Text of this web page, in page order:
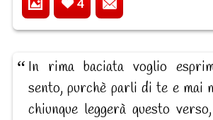
4
In rima baciata voglio
sento, purchè parli di te e mai
chiunque leggerà questo